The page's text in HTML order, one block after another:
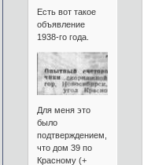
Есть вот такое
объявление
1938-го года.
Для меня это
было
подтверждением,
что дом 39 по
Красному (+